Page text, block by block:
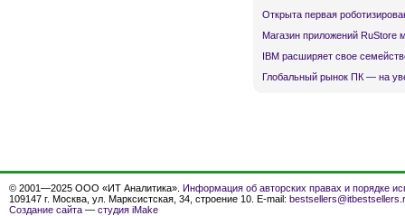
Открыта первая
Магазин приложений RuStore
IBM расширяет свое
Глобальный рынок ПК — на
© 2001—2025 ООО «ИТ Аналитика». Информация об авторских правах и порядке
109147 г. Москва, ул. Марксистская, 34, строение 10. E-mail:
Создание сайта — студия iMake